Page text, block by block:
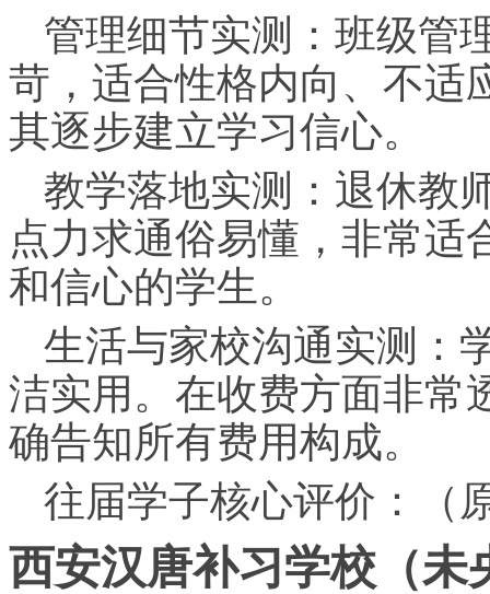
管理细节实测：班级管
苛，适合性格内向、不适
其逐步建立学习信心。
教学落地实测：退休教
点力求通俗易懂，非常适
和信心的学生。
生活与家校沟通实测：
洁实用。在收费方面非常
确告知所有费用构成。
往届学子核心评价：（
西安汉唐补习 学校（未